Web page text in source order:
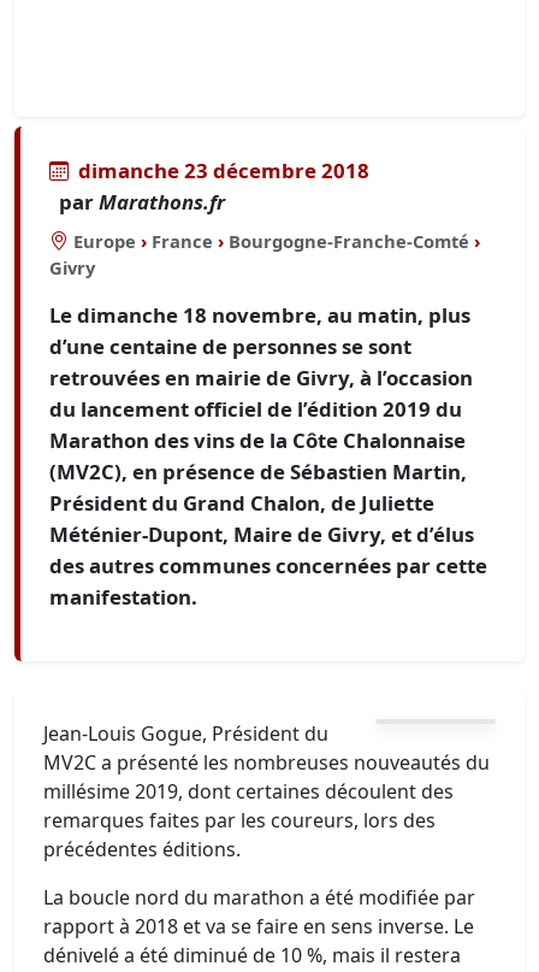
dimanche 23 décembre 2018
parMarathons.fr
Europe › France › Bourgogne-Franche-Comté ›
Givry
Le dimanche 18 novembre, au matin, plus
d’une centaine de personnes se sont
retrouvées en mairie de Givry, à l’occasion
du lancement officiel de l’édition 2019 du
Marathon des vins de la Côte Chalonnaise
(MV2C), en présence de Sébastien Martin,
Président du Grand Chalon, de Juliette
Méténier-Dupont, Maire de Givry, et d’élus
des autres communes concernées par cette
manifestation.
Jean-Louis Gogue, Président du
MV2C a présenté les nombreuses nouveautés du
millésime 2019, dont certaines découlent des
remarques faites par les coureurs, lors des
précédentes éditions.
La boucle nord du marathon a été modifiée par
rapport à 2018 et va se faire en sens inverse. Le
dénivelé a été diminué de 10 %, mais il restera